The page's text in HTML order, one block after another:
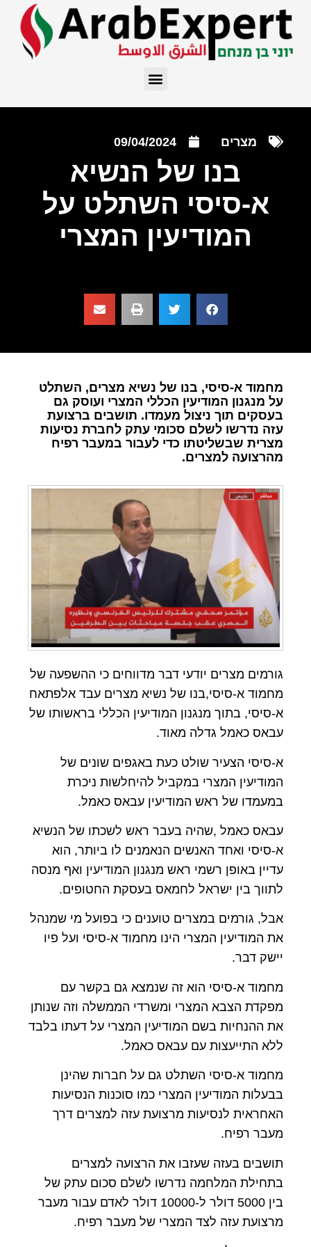
מצרים 09/04/2024
בנו של הנשיא
א-סיסי השתלט על
המודיעין המצרי
מחמוד א-סיסי, בנו של נשיא מצרים, השתלט
על מנגנון המודיעין הכללי המצרי ועוסק גם
בעסקים תוך ניצול מעמדו. תושבים ברצועת
עזה נדרשו לשלם סכומי עתק לחברת נסיעות
מצרית שבשליטתו כדי לעבור במעבר רפיח
מהרצועה למצרים.
גורמים מצרים יודעי דבר מדווחים כי ההשפעה של
מחמוד א-סיסי,בנו של נשיא מצרים עבד אלפתאח
א-סיסי, בתוך מנגנון המודיעין הכללי בראשותו של
עבאס כאמל גדלה מאוד.
א-סיסי הצעיר שולט כעת באגפים שונים של
המודיעין המצרי במקביל להיחלשות ניכרת
במעמדו של ראש המודיעין עבאס כאמל.
עבאס כאמל ,שהיה בעבר ראש לשכתו של הנשיא
א-סיסי ואחד האנשים הנאמנים לו ביותר, הוא
עדיין באופן רשמי ראש מנגנון המודיעין ואף מנסה
לתווך בין ישראל לחמאס בעסקת החטופים.
אבל, גורמים במצרים טוענים כי בפועל מי שמנהל
את המודיעין המצרי הינו מחמוד א-סיסי ועל פיו
יישק דבר.
מחמוד א-סיסי הוא זה שנמצא גם בקשר עם
מפקדת הצבא המצרי ומשרדי הממשלה וזה שנותן
את ההנחיות בשם המודיעין המצרי על דעתו בלבד
ללא התייעצות עם עבאס כאמל.
מחמוד א-סיסי השתלט גם על חברות שהינן
בבעלות המודיעין המצרי כמו סוכנות הנסיעות
האחראית לנסיעות מרצועת עזה למצרים דרך
מעבר רפיח.
תושבים בעזה שעזבו את הרצועה למצרים
בתחילת המלחמה נדרשו לשלם סכום עתק של
בין 5000 דולר ל-10000 דולר לאדם עבור מעבר
מרצועת עזה לצד המצרי של מעבר רפיח.